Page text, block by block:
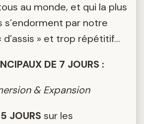
au monde, et qui la plus
par notre
d’assis » et trop répétitif…
DE 7 JOURS :
& Expansion
JOURS sur les